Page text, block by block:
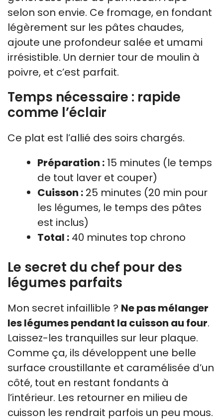
selon son envie. Ce fromage, en fondant
légèrement sur les pâtes chaudes,
ajoute une profondeur salée et umami
irrésistible. Un dernier tour de moulin à
poivre, et c’est parfait.
Temps nécessaire : rapide
comme l’éclair
Ce plat est l’allié des soirs chargés.
Préparation : 15 minutes (le temps
de tout laver et couper)
Cuisson : 25 minutes (20 min pour
les légumes, le temps des pâtes
est inclus)
Total : 40 minutes top chrono
Le secret du chef pour des
légumes parfaits
Mon secret infaillible ? Ne pas mélanger
les légumes pendant la cuisson au four.
Laissez-les tranquilles sur leur plaque.
Comme ça, ils développent une belle
surface croustillante et caramélisée d’un
côté, tout en restant fondants à
l’intérieur. Les retourner en milieu de
cuisson les rendrait parfois un peu mous.